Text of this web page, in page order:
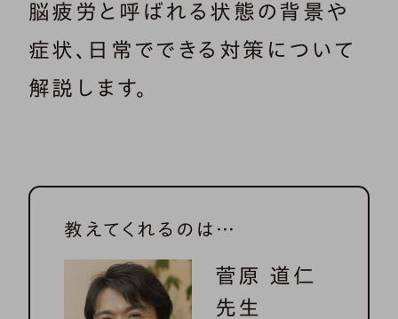
脳疲労と呼ばれる状態の背景や
症状、日常でできる対策について
解説します。
教えてくれるのは…
菅原 道仁
先生